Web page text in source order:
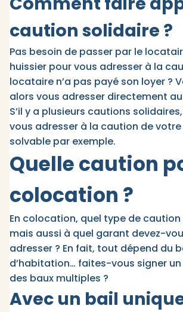
caution solidaire ?
Pas besoin de passer par le
huissier pour vous adresser à la
locataire n’a pas payé son loyer ?
alors vous adresser directement
S’il y a plusieurs cautions
vous adresser à la caution de votre
solvable par exemple.
Quelle caution
colocation ?
En colocation, quel type de
mais aussi à quel garant devez-
adresser ? En fait, tout dépend du
d’habitation… faites-vous signer
des baux multiples ?
Avec un bail